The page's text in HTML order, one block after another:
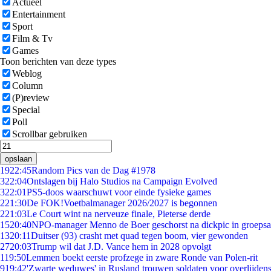
Actueel
Entertainment
Sport
Film & Tv
Games
Toon berichten van deze types
Weblog
Column
(P)review
Special
Poll
Scrollbar gebruiken
opslaan
1922:45Random Pics van de Dag #1978
322:04Ontslagen bij Halo Studios na Campaign Evolved
322:01PS5-doos waarschuwt voor einde fysieke games
221:30De FOK!Voetbalmanager 2026/2027 is begonnen
221:03Le Court wint na nerveuze finale, Pieterse derde
1520:40NPO-manager Menno de Boer geschorst na dickpic in
1320:11Duitser (93) crasht met quad tegen boom, vier gewonden
2720:03Trump wil dat J.D. Vance hem in 2028 opvolgt
119:50Lemmen boekt eerste profzege in zware Ronde van Polen-rit
919:42'Zwarte weduwes' in Rusland trouwen soldaten voor